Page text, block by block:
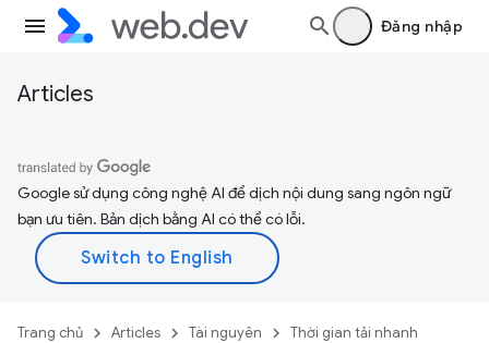
Đăng nhập
Articles
Google sử dụng công nghệ AI để dịch nội dung sang ngôn ngữ
bạn ưu tiên. Bản dịch bằng AI có thể có lỗi.
Trang chủ Articles Tài nguyên Thời gian tải nhanh